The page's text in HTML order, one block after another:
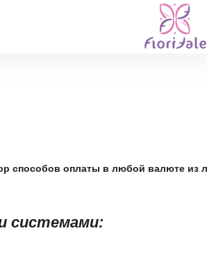
способов оплаты в любой валюте
системами: